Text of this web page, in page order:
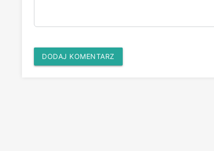
DODAJ KOMENTARZ